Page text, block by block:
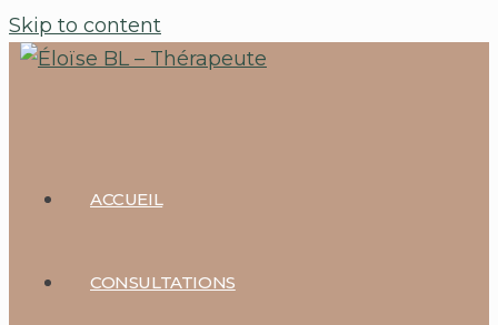
Skip to content
ACCUEIL
CONSULTATIONS